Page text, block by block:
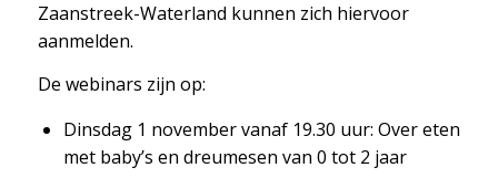
Zaanstreek-Waterland kunnen zich hiervoor
aanmelden.
De webinars zijn op:
Dinsdag 1 november vanaf 19.30 uur: Over eten
met baby’s en dreumesen van 0 tot 2 jaar